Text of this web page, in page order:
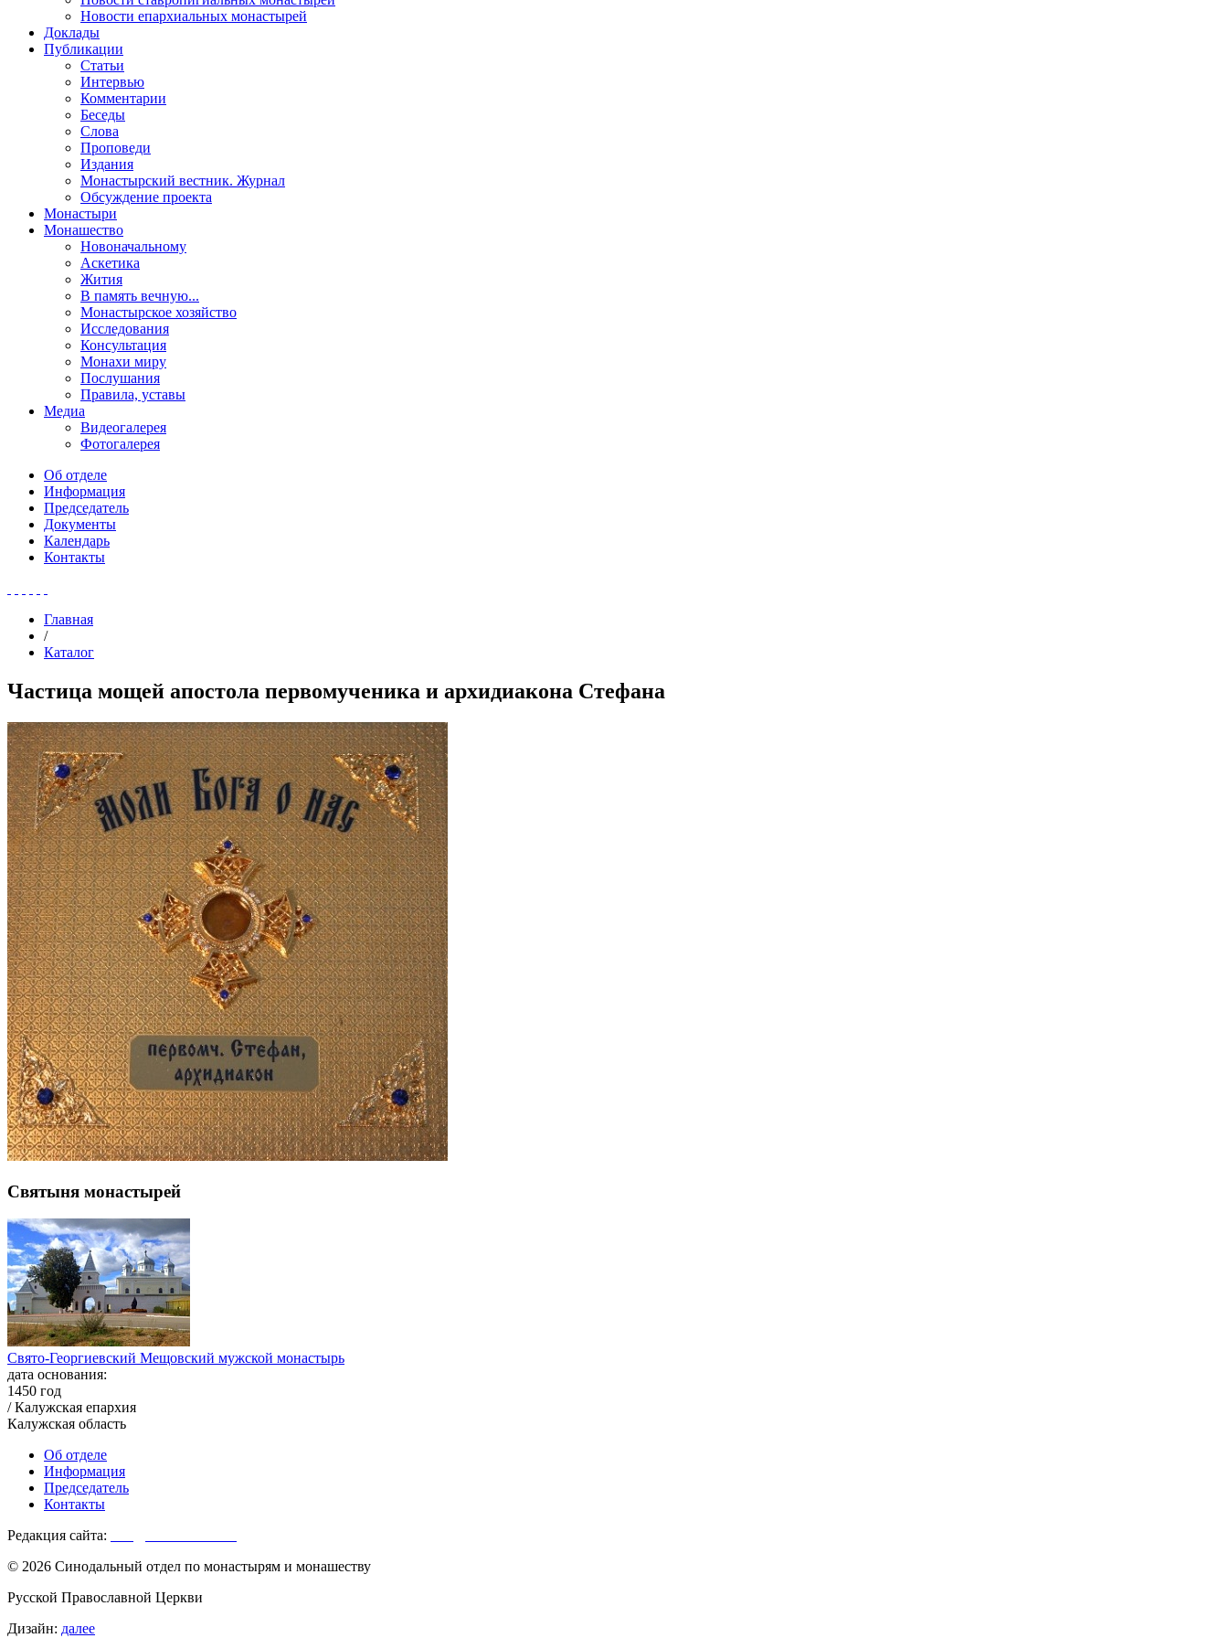
Новости епархиальных монастырей
Доклады
Публикации
Статьи
Интервью
Комментарии
Беседы
Слова
Проповеди
Издания
Монастырский вестник. Журнал
Обсуждение проекта
Монастыри
Монашество
Новоначальному
Аскетика
Жития
В память вечную...
Монастырское хозяйство
Исследования
Консультация
Монахи миру
Послушания
Правила, уставы
Медиа
Видеогалерея
Фотогалерея
Об отделе
Информация
Председатель
Документы
Календарь
Контакты
Главная
/
Каталог
Частица мощей апостола первомученика и архидиакона Стефана
Святыня монастырей
Свято-Георгиевский Мещовский мужской монастырь
дата основания:
1450 год
/ Калужская епархия
Калужская область
Об отделе
Информация
Председатель
Контакты
Редакция сайта:
© 2026 Синодальный отдел по монастырям и монашеству
Русской Православной Церкви
Дизайн: далее